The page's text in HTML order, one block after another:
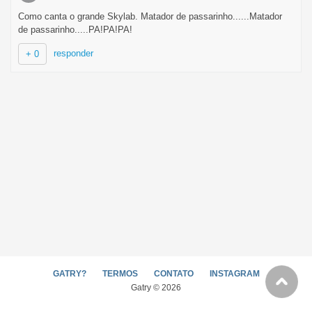
Como canta o grande Skylab. Matador de passarinho......Matador
de passarinho.....PA!PA!PA!
+ 0 responder
GATRY? TERMOS CONTATO
INSTAGRAM
Gatry © 2026